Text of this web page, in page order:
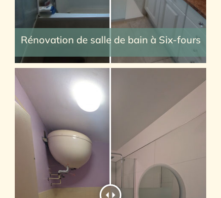
Rénovation de salle de bain à Six-fours